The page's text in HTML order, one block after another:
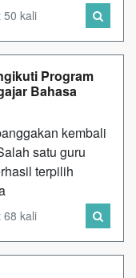
50 kali
Program
Bahasa
kembali
satu guru
terpilih
68 kali